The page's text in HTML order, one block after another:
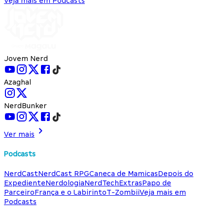
Jovem Nerd
Azaghal
NerdBunker
Ver mais
Podcasts
NerdCastNerdCast RPGCaneca de MamicasDepois do
ExpedienteNerdologiaNerdTechExtrasPapo de
ParceiroFrança e o LabirintoT-ZombiiVeja mais em
Podcasts